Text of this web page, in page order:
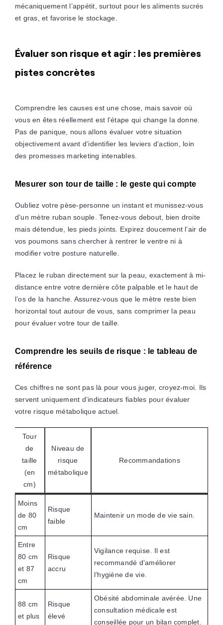
mécaniquement l’appétit, surtout pour les aliments sucrés
et gras, et favorise le stockage.
Évaluer son risque et agir : les premières
pistes concrètes
Comprendre les causes est une chose, mais savoir où
vous en êtes réellement est l’étape qui change la donne.
Pas de panique, nous allons évaluer votre situation
objectivement avant d’identifier les leviers d’action, loin
des promesses marketing intenables.
Mesurer son tour de taille : le geste qui compte
Oubliez votre pèse-personne un instant et munissez-vous
d’un mètre ruban souple. Tenez-vous debout, bien droite
mais détendue, les pieds joints. Expirez doucement l’air de
vos poumons sans chercher à rentrer le ventre ni à
modifier votre posture naturelle.
Placez le ruban directement sur la peau, exactement à mi-
distance entre votre dernière côte palpable et le haut de
l’os de la hanche. Assurez-vous que le mètre reste bien
horizontal tout autour de vous, sans comprimer la peau
pour évaluer votre tour de taille.
Comprendre les seuils de risque : le tableau de
référence
Ces chiffres ne sont pas là pour vous juger, croyez-moi. Ils
servent uniquement d’indicateurs fiables pour évaluer
votre risque métabolique actuel.
Tour
de
taille
(en
cm)
Niveau de
risque
métabolique
Recommandations
Moins
de 80
cm
Risque
faible
Maintenir un mode de vie sain.
Entre
80 cm
et 87
cm
Risque
accru
Vigilance requise. Il est
recommandé d’améliorer
l’hygiène de vie.
88 cm
et plus
Risque
élevé
Obésité abdominale avérée. Une
consultation médicale est
conseillée pour un bilan complet.